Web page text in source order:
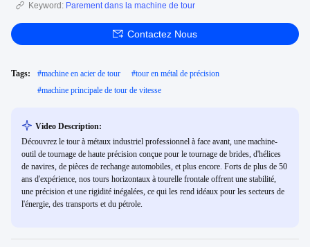
Keyword: Parement dans la machine de tour
Contactez Nous
Tags: #machine en acier de tour #tour en métal de précision
#machine principale de tour de vitesse
Video Description:
Découvrez le tour à métaux industriel professionnel à face avant, une machine-
outil de tournage de haute précision conçue pour le tournage de brides, d'hélices
de navires, de pièces de rechange automobiles, et plus encore. Forts de plus de 50
ans d'expérience, nos tours horizontaux à tourelle frontale offrent une stabilité,
une précision et une rigidité inégalées, ce qui les rend idéaux pour les secteurs de
l'énergie, des transports et du pétrole.